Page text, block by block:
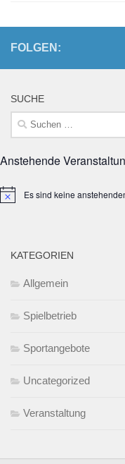
FOLGEN:
SUCHE
Suchen
nach:
Anstehende
HinweisEs sind keine
KATEGORIEN
Allgemein
Spielbetrieb
Sportangebote
Uncategorized
Veranstaltung